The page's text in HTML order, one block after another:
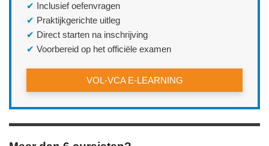
✔ Inclusief oefenvragen
✔ Praktijkgerichte uitleg
✔ Direct starten na inschrijving
✔ Voorbereid op het officiële examen
VOL‑VCA E‑LEARNING